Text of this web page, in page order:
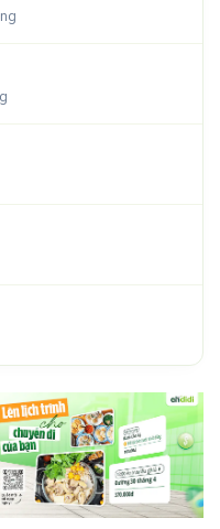
và bảo vệ 24/7. Bạn